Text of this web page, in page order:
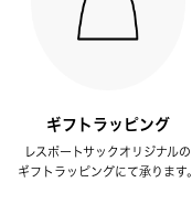
ギフトラッピング
レスポートサックオリジナルの
ギフトラッピングにて承ります。